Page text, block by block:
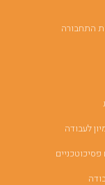
התחבורה
לעבודה